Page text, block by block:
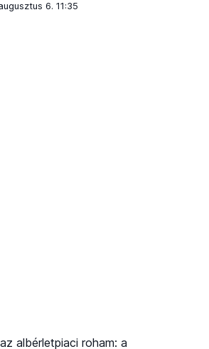
6. 11:35
albérletpiaci roham: a